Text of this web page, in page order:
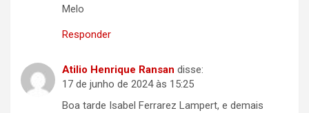
Melo
Responder
Atilio Henrique Ransan disse:
17 de junho de 2024 às 15:25
Boa tarde Isabel Ferrarez Lampert, e demais